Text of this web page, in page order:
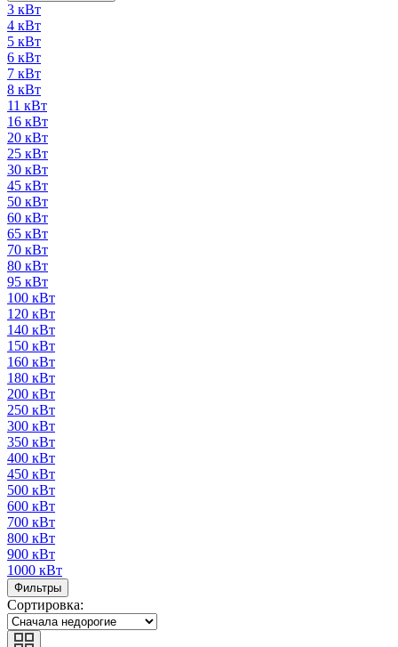
3 кВт
4 кВт
5 кВт
6 кВт
7 кВт
8 кВт
11 кВт
16 кВт
20 кВт
25 кВт
30 кВт
45 кВт
50 кВт
60 кВт
65 кВт
70 кВт
80 кВт
95 кВт
100 кВт
120 кВт
140 кВт
150 кВт
160 кВт
180 кВт
200 кВт
250 кВт
300 кВт
350 кВт
400 кВт
450 кВт
500 кВт
600 кВт
700 кВт
800 кВт
900 кВт
1000 кВт
Фильтры
Сортировка: